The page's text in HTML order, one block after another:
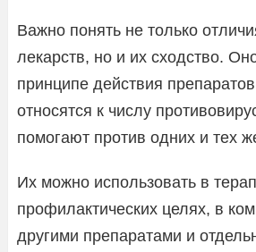
Важно понять не только
лекарств, но и их сходство.
принципе действия
относятся к числу
помогают против одних и тех
Их можно использовать в
профилактических целях, в
другими препаратами и